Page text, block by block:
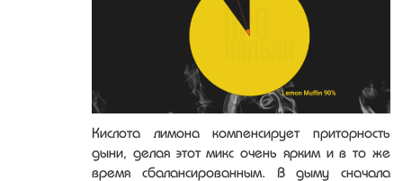
Кислота лимона компенсирует приторность
дыни, делая этот микс очень ярким и в то же
время сбалансированным. В дыму сначала